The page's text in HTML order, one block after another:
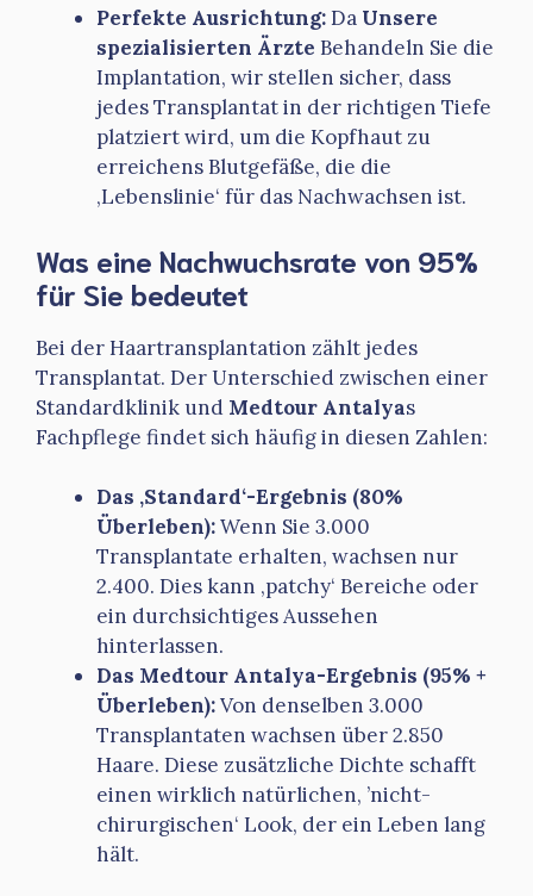
Perfekte Ausrichtung:Da Unsere
spezialisierten Ärzte Behandeln Sie die
Implantation, wir stellen sicher, dass
jedes Transplantat in der richtigen Tiefe
platziert wird, um die Kopfhaut zu
erreichens Blutgefäße, die die
‚Lebenslinie‘ für das Nachwachsen ist.
Was eine Nachwuchsrate von 95%
für Sie bedeutet
Bei der Haartransplantation zählt jedes
Transplantat. Der Unterschied zwischen einer
Standardklinik und Medtour Antalyas
Fachpflege findet sich häufig in diesen Zahlen:
Das ‚Standard‘-Ergebnis (80%
Überleben):Wenn Sie 3.000
Transplantate erhalten, wachsen nur
2.400. Dies kann ‚patchy‘ Bereiche oder
ein durchsichtiges Aussehen
hinterlassen.
Das Medtour Antalya-Ergebnis (95% +
Überleben):Von denselben 3.000
Transplantaten wachsen über 2.850
Haare. Diese zusätzliche Dichte schafft
einen wirklich natürlichen, ’nicht-
chirurgischen‘ Look, der ein Leben lang
hält.